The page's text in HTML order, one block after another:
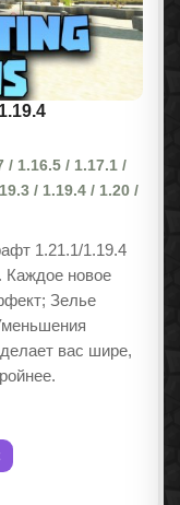
1.16.5 / 1.17.1 /
/ 1.19.4 / 1.20 /
1.21.1/1.19.4
Каждое новое
Зелье
вас шире,